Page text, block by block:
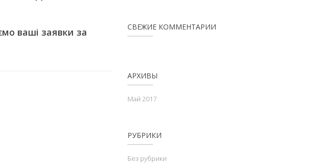
ваші заявки за
СВЕЖИЕ КОММЕНТАРИИ
АРХИВЫ
Май 2017
РУБРИКИ
Без рубрики